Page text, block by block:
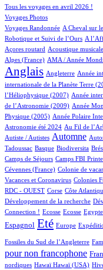
Tous les voyages en avril 2026 !
211/1055
Voyages Photos
173/1055
Voyages Randonnée
5/1055 A Cheval sur
4/1055
Robotique et Suivi de l’Ours
6/1055 A
2/1055
5/1055
1/1055
Açores routard
3/1055 Acoustique musicale
100/1055
35/1055
16/1055
2/1055
81/1055
28/1055
Alpes (France)
13/1055 AMA / Année
7/1055
301/1055
818/1055
Anglais
77/1055 Angleterre
6/1055 Année
14/1055
internationale de la Planète Terre
4/1055
l’Héliophysique (2007)
1/1055 Année
12/1055
de l’Astronomie (2009)
2/1055 Année
16/1055
Physique (2005)
5/1055 Année Polaire
3/1055
1/1055
48/1055
Astronomie été 2024
28/1055 Au Fil de
15/1055
2/1055
1/1055
2/1055
Autiste / Autistes
487/1055 Automne
5/1055
6/1055
1/1055
2/1055
Tadoussac
1/1055 Basque
100/1055 Biodiversita
1/1055
16/1055
108/1055
Camps de Séjours
2/1055 Camps FBI
12/1055
6/1055
2/1055
1/1055
Cévennes (France)
1/1055 Colonie de
5/1055
4/1055
Vacances et Coronavirus
1/1055 Colonies
1/1055
2/1055
2/1055
RDC - OUEST
1/1055 Corse
22/1055 Côte
1/1055
2/1055
1/1055
Développement de la recherche
1/1055
2/1055
22/1055
Connection !
2/1055 Ecosse
2/1055 Ecosse
1/1055 Egypte
18/1055
1/1055
30/1055
15/1055
285/1055
Espagnol
804/1055Eté
13/1055 Europe
181/1055
289/1055
7/1055
Fossiles du Sud de l’Angleterre
pour non francophone
338/1055
47/1055
1/1055
1/1055
1/1055
1/1055
3/1055
nordiques
2/1055 Hawaï
2/1055 Hawaï (USA)
165/1055
28/1055
15/1055
2/1055
1/1055